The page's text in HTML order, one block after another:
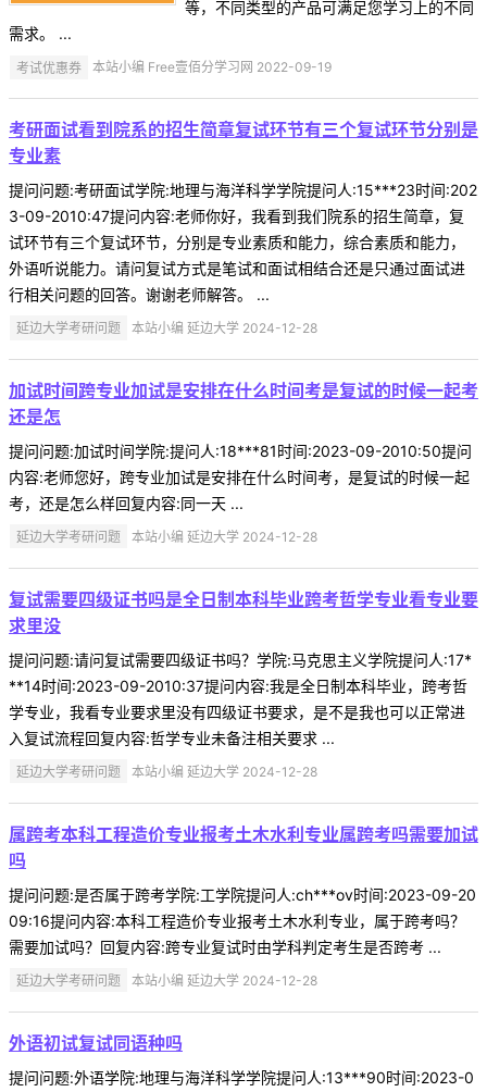
等，不同类型的产品可满足您学习上的不同
需求。 ...
考试优惠券 本站小编 Free壹佰分学习网 2022-09-19
考研面试看到院系的招生简章复试环节有三个复试环节分别是
专业素
提问问题:考研面试学院:地理与海洋科学学院提问人:15***23时间:202
3-09-2010:47提问内容:老师你好，我看到我们院系的招生简章，复
试环节有三个复试环节，分别是专业素质和能力，综合素质和能力，
外语听说能力。请问复试方式是笔试和面试相结合还是只通过面试进
行相关问题的回答。谢谢老师解答。 ...
延边大学考研问题 本站小编 延边大学 2024-12-28
加试时间跨专业加试是安排在什么时间考是复试的时候一起考
还是怎
提问问题:加试时间学院:提问人:18***81时间:2023-09-2010:50提问
内容:老师您好，跨专业加试是安排在什么时间考，是复试的时候一起
考，还是怎么样回复内容:同一天 ...
延边大学考研问题 本站小编 延边大学 2024-12-28
复试需要四级证书吗是全日制本科毕业跨考哲学专业看专业要
求里没
提问问题:请问复试需要四级证书吗？学院:马克思主义学院提问人:17*
**14时间:2023-09-2010:37提问内容:我是全日制本科毕业，跨考哲
学专业，我看专业要求里没有四级证书要求，是不是我也可以正常进
入复试流程回复内容:哲学专业未备注相关要求 ...
延边大学考研问题 本站小编 延边大学 2024-12-28
属跨考本科工程造价专业报考土木水利专业属跨考吗需要加试
吗
提问问题:是否属于跨考学院:工学院提问人:ch***ov时间:2023-09-20
09:16提问内容:本科工程造价专业报考土木水利专业，属于跨考吗？
需要加试吗？回复内容:跨专业复试时由学科判定考生是否跨考 ...
延边大学考研问题 本站小编 延边大学 2024-12-28
外语初试复试同语种吗
提问问题:外语学院:地理与海洋科学学院提问人:13***90时间:2023-0